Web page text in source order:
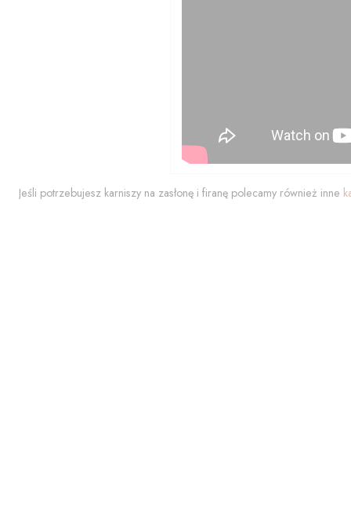
Jeśli potrzebujesz karniszy na zasłonę i firanę polecamy również inne